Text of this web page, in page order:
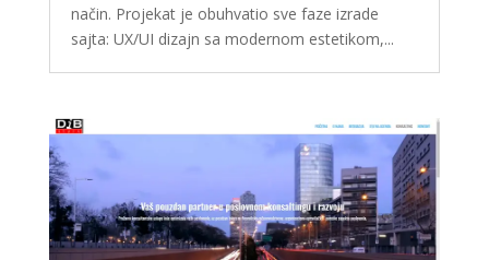
način. Projekat je obuhvatio sve faze izrade
sajta: UX/UI dizajn sa modernom estetikom,...